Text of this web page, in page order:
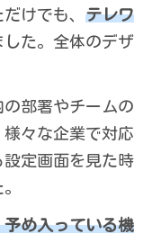
だけでも、テレワ
した。全体のデザ
部署やチームの
々な企業で対応
定画面を見た時
め入っている機